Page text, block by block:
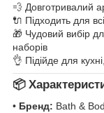
💨 Довготривалий
🔌 Підходить для
🎁 Чудовий вибір
наборів
👌 Підійде для
📦
• Бренд: Bath &